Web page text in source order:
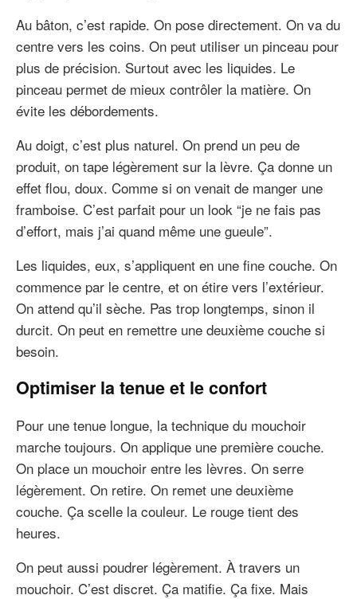
Au bâton, c’est rapide. On pose directement. On va du
centre vers les coins. On peut utiliser un pinceau pour
plus de précision. Surtout avec les liquides. Le
pinceau permet de mieux contrôler la matière. On
évite les débordements.
Au doigt, c’est plus naturel. On prend un peu de
produit, on tape légèrement sur la lèvre. Ça donne un
effet flou, doux. Comme si on venait de manger une
framboise. C’est parfait pour un look “je ne fais pas
d’effort, mais j’ai quand même une gueule”.
Les liquides, eux, s’appliquent en une fine couche. On
commence par le centre, et on étire vers l’extérieur.
On attend qu’il sèche. Pas trop longtemps, sinon il
durcit. On peut en remettre une deuxième couche si
besoin.
Optimiser la tenue et le confort
Pour une tenue longue, la technique du mouchoir
marche toujours. On applique une première couche.
On place un mouchoir entre les lèvres. On serre
légèrement. On retire. On remet une deuxième
couche. Ça scelle la couleur. Le rouge tient des
heures.
On peut aussi poudrer légèrement. À travers un
mouchoir. C’est discret. Ça matifie. Ça fixe. Mais